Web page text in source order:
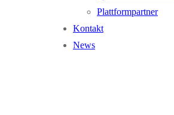
Plattformpartner
Kontakt
News